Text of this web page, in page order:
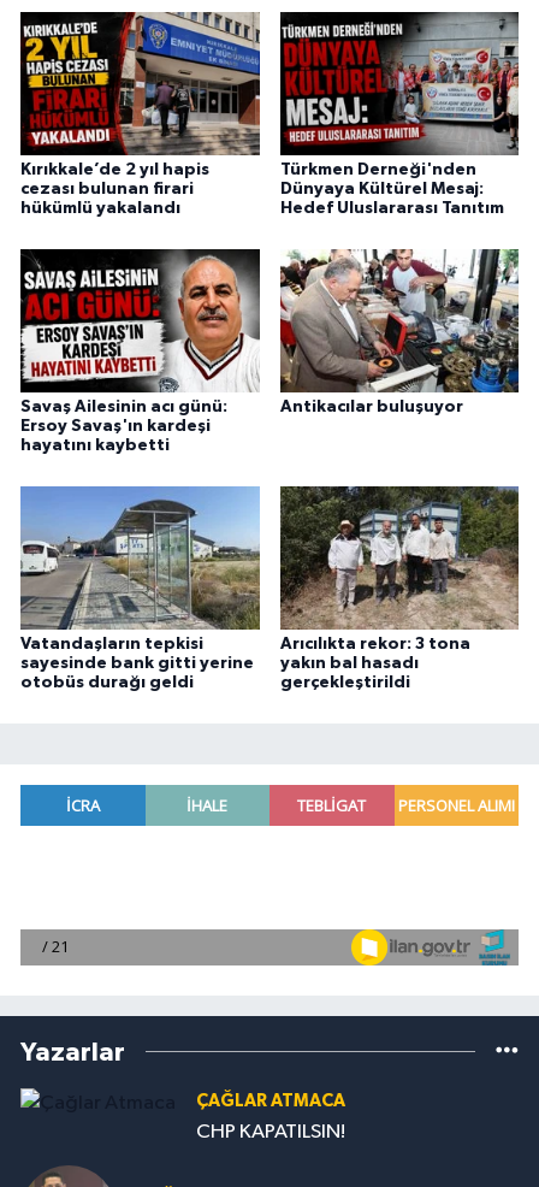
Kırıkkale’de 2 yıl hapis
cezası bulunan firari
hükümlü yakalandı
Türkmen Derneği'nden
Dünyaya Kültürel Mesaj:
Hedef Uluslararası Tanıtım
Savaş Ailesinin acı günü:
Ersoy Savaş'ın kardeşi
hayatını kaybetti
Antikacılar buluşuyor
Vatandaşların tepkisi
sayesinde bank gitti yerine
otobüs durağı geldi
Arıcılıkta rekor: 3 tona
yakın bal hasadı
gerçekleştirildi
Yazarlar
ÇAĞLAR ATMACA
CHP KAPATILSIN!